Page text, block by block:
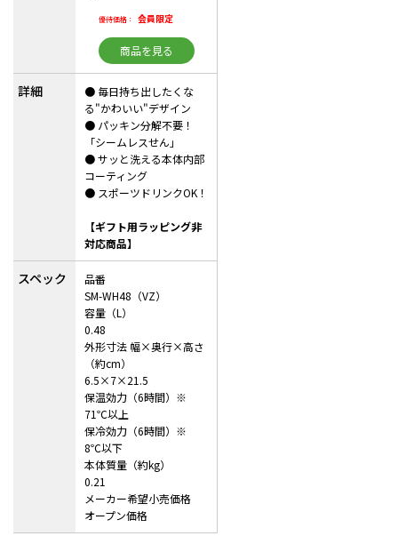
詳細
スペック
優待価格： 会員限定
商品を見る
● 毎日持ち出したくな
る"かわいい"デザイン
● パッキン分解不要！
「シームレスせん」
● サッと洗える本体内部
コーティング
● スポーツドリンクOK！
【ギフト用ラッピング非
対応商品】
品番
SM-WH48（VZ）
容量（L）
0.48
外形寸法 幅×奥行×高さ
（約cm）
6.5×7×21.5
保温効力（6時間）※
71℃以上
保冷効力（6時間）※
8℃以下
本体質量（約kg）
0.21
メーカー希望小売価格
オープン価格